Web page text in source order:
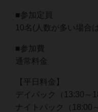
■参加定員
10名(人数が多い場合
■参加費
通常料金
【平日料金】
デイパック（13:30～
ナイトパック（18:00